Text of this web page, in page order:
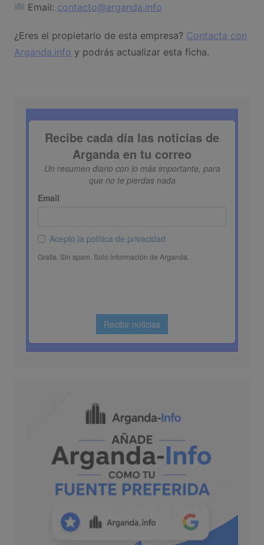
Email: contacto@arganda.info
¿Eres el propietario de esta empresa? Contacta con
Arganda.info y podrás actualizar esta ficha.